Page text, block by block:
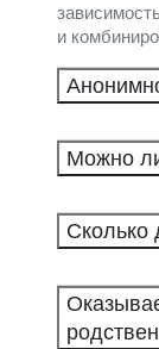
и
Можно
Сколько